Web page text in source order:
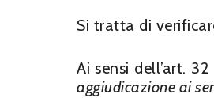
Si tratta di
Ai sensi dell’art.
aggiudicazione ai